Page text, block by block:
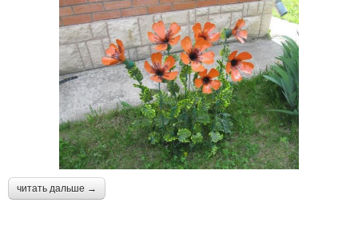
читать дальше →